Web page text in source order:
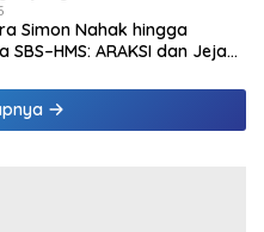
Simon Nahak hingga
ARAKSI dan Jejak